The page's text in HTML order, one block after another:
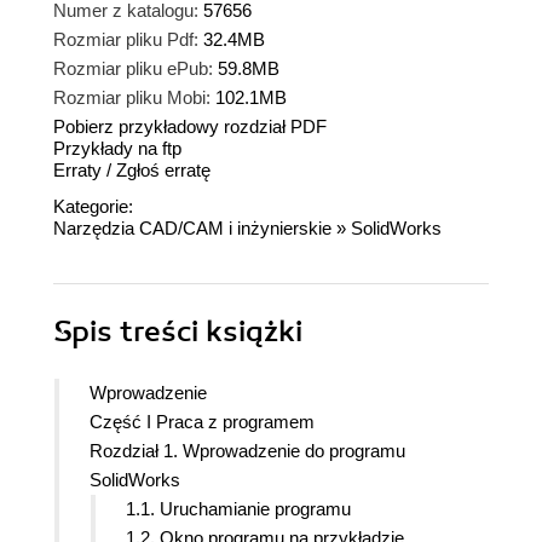
Numer z katalogu: 57656
Rozmiar pliku Pdf: 32.4MB
Rozmiar pliku ePub: 59.8MB
Rozmiar pliku Mobi: 102.1MB
Pobierz przykładowy rozdział PDF
Przykłady na ftp
Erraty / Zgłoś erratę
Kategorie:
Narzędzia CAD/CAM i inżynierskie » SolidWorks
Spis treści książki
Wprowadzenie
Część I Praca z programem
Rozdział 1. Wprowadzenie do programu
SolidWorks
1.1. Uruchamianie programu